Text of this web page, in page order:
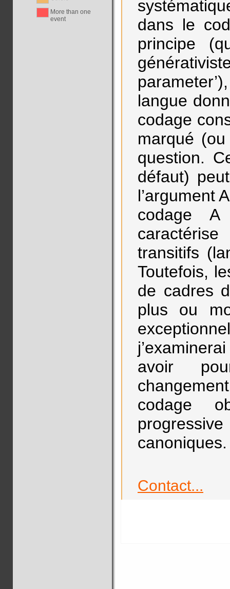
More than one
event
dans le
principe
langue
codage
marqué
question.
défaut)
l’argument
codage
transitifs
Toutefois,
de cadres
plus ou
avoir
codage
canoniques.
Contact...